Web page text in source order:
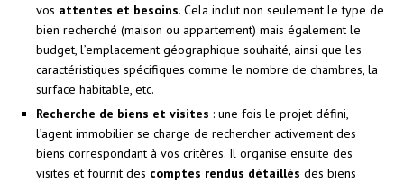
vos attentes et besoins. Cela inclut non seulement le type de
bien recherché (maison ou appartement) mais également le
budget, l’emplacement géographique souhaité, ainsi que les
caractéristiques spécifiques comme le nombre de chambres, la
surface habitable, etc.
Recherche de biens et visites : une fois le projet défini,
l’agent immobilier se charge de rechercher activement des
biens correspondant à vos critères. Il organise ensuite des
visites et fournit des comptes rendus détaillés des biens